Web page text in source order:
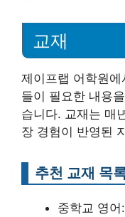
교재
제이프랩 어학원
들이 필요한 내용
습니다. 교재는 매
장 경험이 반영된
추천 교재 목
중학교 영어: